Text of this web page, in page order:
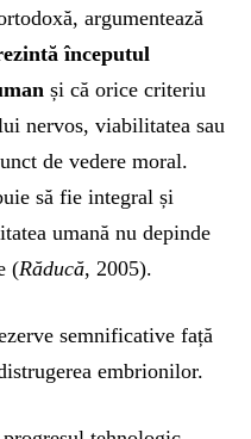
argumentează
începutul
și că orice criteriu
nervos, viabilitatea sau
de vedere moral.
să fie integral și
umană nu depinde
(Răducă, 2005).
semnificative față
embrionilor.